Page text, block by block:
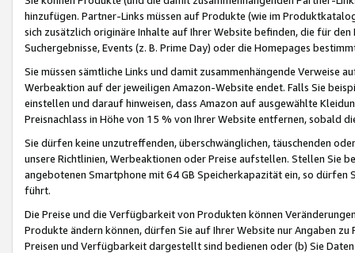
hinzufügen. Partner-Links müssen auf Produkte (wie im
sich zusätzlich originäre Inhalte auf Ihrer Website befinden, die für
Suchergebnisse, Events (z. B. Prime Day) oder die Homepages
Sie müssen sämtliche Links und damit zusammenhängende
Werbeaktion auf der jeweiligen Amazon-Website endet. Falls Sie
einstellen und darauf hinweisen, dass Amazon auf ausgewählte
Preisnachlass in Höhe von 15 % von Ihrer Website entfernen, sobald
Sie dürfen keine unzutreffenden, überschwänglichen, täuschenden
unsere Richtlinien, Werbeaktionen oder Preise aufstellen. Stellen Sie
angebotenen Smartphone mit 64 GB Speicherkapazität ein, so dürfen
führt.
Die Preise und die Verfügbarkeit von Produkten können
Produkte ändern können, dürfen Sie auf Ihrer Website nur Angaben
Preisen und Verfügbarkeit dargestellt sind bedienen oder (b) Sie